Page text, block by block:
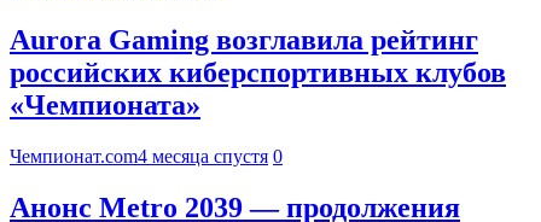
Aurora Gaming возглавила рейтинг
российских киберспортивных клубов
«Чемпионата»
Чемпионат.com4 месяца спустя 0
Анонс Metro 2039 — продолжения